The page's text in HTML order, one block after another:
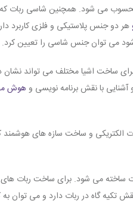
محسوب می شود. همچنین شاسی
هر دو جنس پلاستیکی و فلزی کاربرد
می توان جنس شاسی را تعیین کرد.
برای ساخت اشیا مختلف می تواند نشان
با نقش برنامه نویسی و هوش
و ساخت سازه های هوشمند
ساخته می شود. برای ساخت ربات
تکیه گاه در ربات دارد و می